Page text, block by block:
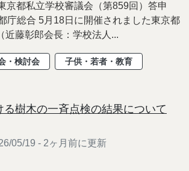
京都私立学校審議会（第859回）答申
庁総合 5月18日に開催されました東京都
近藤彰郎会長：学校法人...
・検討会 子供・若者・教育
る樹木の一斉点検の結果について
05/19 - 2ヶ月前に更新